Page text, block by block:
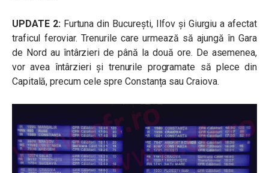
UPDATE 2: Furtuna din București, Ilfov și Giurgiu a afectat
traficul feroviar. Trenurile care urmează să ajungă în Gara
de Nord au întârzieri de până la două ore. De asemenea,
vor avea întârzieri și trenurile programate să plece din
Capitală, precum cele spre Constanța sau Craiova.